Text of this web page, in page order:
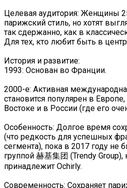
Целевая аудитория: Женщины
парижский стиль, но хотят
так сдержанно, как в
Для тех, кто любит быть в
История и развитие:
1993: Основан во Франции.
2000-е: Активная
становится популярен в
Востоке и в России (где его
Особенность: Долгое время
(что редкость для успешных
сегмента), пока в 2017 году не
группой 赫基集团 (Trendy
принадлежит Ochirly.
Современность: Сохраняет